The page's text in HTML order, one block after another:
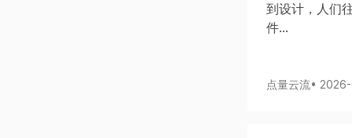
到设计，人们
件...
点量云流•